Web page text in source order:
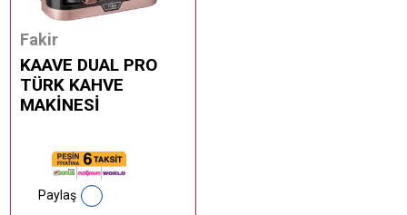
Fakir
KAAVE DUAL PRO
TÜRK KAHVE
MAKİNESİ
Paylaş